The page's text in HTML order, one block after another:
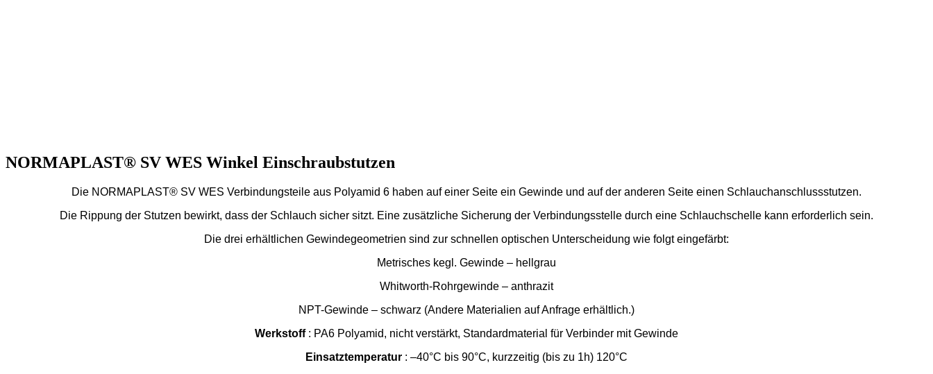
NORMAPLAST® SV WES Winkel Einschraubstutzen
Die NORMAPLAST® SV WES Verbindungsteile aus Polyamid 6 haben auf einer Seite ein Gewinde und auf der anderen Seite einen Schlauchanschlussstutzen.
Die Rippung der Stutzen bewirkt, dass der Schlauch sicher sitzt. Eine zusätzliche Sicherung der Verbindungsstelle durch eine Schlauchschelle kann erforderlich sein.
Die drei erhältlichen Gewindegeometrien sind zur schnellen optischen Unterscheidung wie folgt eingefärbt:
Metrisches kegl. Gewinde – hellgrau
Whitworth-Rohrgewinde – anthrazit
NPT-Gewinde – schwarz (Andere Materialien auf Anfrage erhältlich.)
Werkstoff: PA6 Polyamid, nicht verstärkt, Standardmaterial für Verbinder mit Gewinde
Einsatztemperatur : –40°C bis 90°C, kurzzeitig (bis zu 1h) 120°C